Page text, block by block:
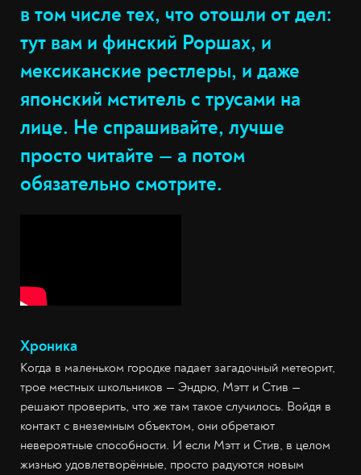
в том числе тех, что отошли от дел:
тут вам и финский Роршах, и
мексиканские рестлеры, и даже
японский мститель с трусами на
лице. Не спрашивайте, лучше
просто читайте — а потом
обязательно смотрите.
Хроника
Когда в маленьком городке падает загадочный метеорит,
трое местных школьников — Эндрю, Мэтт и Стив —
решают проверить, что же там такое случилось. Войдя в
контакт с внеземным объектом, они обретают
невероятные способности. И если Мэтт и Стив, в целом
жизнью удовлетворённые, просто радуются новым